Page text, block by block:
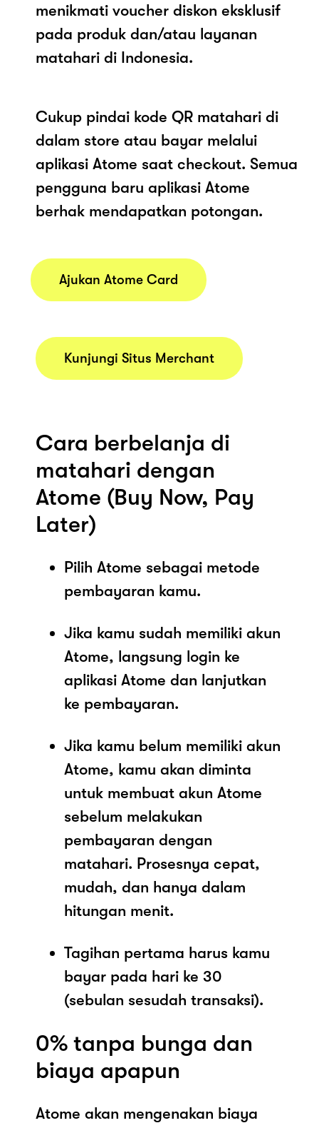
menikmati voucher diskon eksklusif
pada produk dan/atau layanan
matahari di Indonesia.
Cukup pindai kode QR matahari di
dalam store atau bayar melalui
aplikasi Atome saat checkout. Semua
pengguna baru aplikasi Atome
berhak mendapatkan potongan.
Ajukan Atome Card
Kunjungi Situs Merchant
Cara berbelanja di
matahari dengan
Atome (Buy Now, Pay
Later)
Pilih Atome sebagai metode
pembayaran kamu.
Jika kamu sudah memiliki akun
Atome, langsung login ke
aplikasi Atome dan lanjutkan
ke pembayaran.
Jika kamu belum memiliki akun
Atome, kamu akan diminta
untuk membuat akun Atome
sebelum melakukan
pembayaran dengan
matahari. Prosesnya cepat,
mudah, dan hanya dalam
hitungan menit.
Tagihan pertama harus kamu
bayar pada hari ke 30
(sebulan sesudah transaksi).
0% tanpa bunga dan
biaya apapun
Atome akan mengenakan biaya